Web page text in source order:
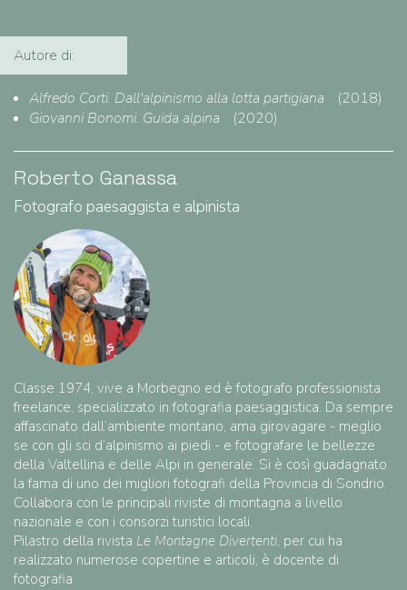
Autore di:
Alfredo Corti. Dall'alpinismo alla lotta partigiana
(2018)
Giovanni Bonomi. Guida alpina
(2020)
Roberto Ganassa
Fotografo paesaggista e alpinista
Classe 1974, vive a Morbegno ed è fotografo professionista
freelance, specializzato in fotografia paesaggistica. Da sempre
affascinato dall’ambiente montano, ama girovagare - meglio
se con gli sci d’alpinismo ai piedi - e fotografare le bellezze
della Valtellina e delle Alpi in generale. Si è così guadagnato
la fama di uno dei migliori fotografi della Provincia di Sondrio.
Collabora con le principali riviste di montagna a livello
nazionale e con i consorzi turistici locali.
Pilastro della rivista Le Montagne Divertenti, per cui ha
realizzato numerose copertine e articoli, è docente di
fotografia.